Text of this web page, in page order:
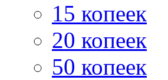
15 копеек
20 копеек
50 копеек